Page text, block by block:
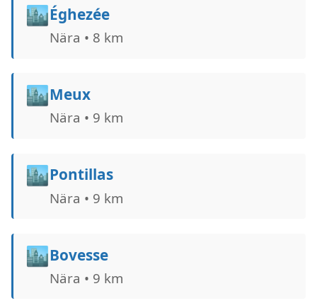
🏙️Éghezée
Nära • 8 km
🏙️Meux
Nära • 9 km
🏙️Pontillas
Nära • 9 km
🏙️Bovesse
Nära • 9 km